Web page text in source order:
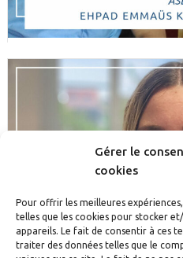
Gérer le
cookies
Pour offrir les meilleures
telles que les cookies pour stocker
appareils. Le fait de consentir à ces
traiter des données telles que le